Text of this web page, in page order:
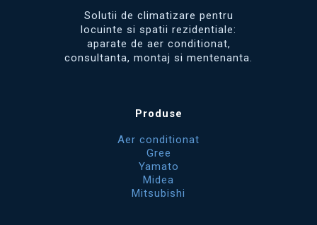
Solutii de climatizare pentru
locuinte si spatii rezidentiale:
aparate de aer conditionat,
consultanta, montaj si mentenanta.
Produse
Aer conditionat
Gree
Yamato
Midea
Mitsubishi